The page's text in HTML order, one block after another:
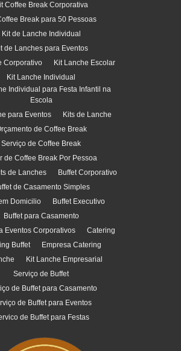
Coffee Break Corporativa
Break para 50 Pessoas
Kit de Lanche Individual
de Lanches para Eventos
Corporativo
Kit Lanche Escolar
Kit Lanche Individual
Individual para Festa Infantil na
Escola
para Eventos
Kits de Lanche
de Coffee Break
Serviço de Coffee Break
de Coffee Break Por Pessoa
de Lanches
Buffet Corporativo
de Casamento Simples
Domicilio
Buffet Executivo
Buffet para Casamento
Eventos Corporativos
Catering
Buffet
Empresa Catering
Kit Lanche Empresarial
Serviço de Buffet
de Buffet para Casamento
de Buffet para Eventos
de Buffet para Festas